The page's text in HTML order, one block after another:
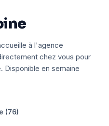
à l'agence
chez vous pour
Disponible en semaine
(76)